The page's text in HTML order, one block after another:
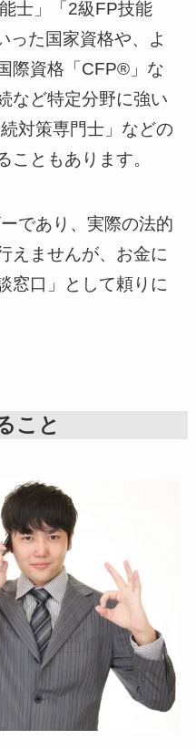
士」「2級FP技能
った国家資格や、よ
際資格「CFP®」な
など特定分野に強い
対策専門士」などの
こともあります。
であり、実際の法的
えませんが、お金に
窓口」として頼りに
こと